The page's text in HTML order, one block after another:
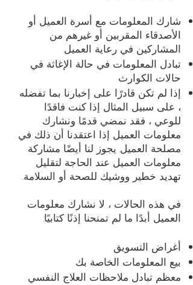
شارك المعلومات مع أسرة العميل أو
الأصدقاء المقربين أو غيرهم من
المشاركين في رعاية العميل
تبادل المعلومات في حالة الإغاثة في
حالات الكوارث
إذا لم تكن قادرًا على إخبارنا بما تفضله
، على سبيل المثال إذا كنت فاقدًا
للوعي ، فقد نمضي قدمًا ونشارك
معلومات العميل إذا اعتقدنا أن ذلك في
مصلحة العميل. يجوز لنا أيضًا مشاركة
معلومات العميل عند الحاجة لتقليل
تهديد خطير ووشيك للصحة أو السلامة.
في هذه الحالات ، لا نشارك معلومات
العميل أبدًا ما لم تمنحنا إذنًا كتابيًا:
أغراض التسويق
بيع المعلومات الخاصة بك
معظم تبادل ملاحظات العلاج النفسي